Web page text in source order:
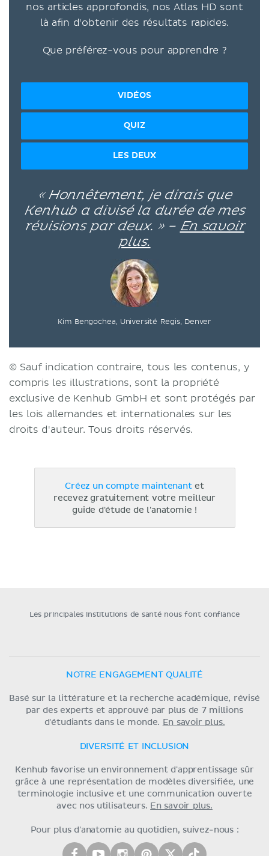
nos articles approfondis, nos Atlas HD sont
là afin d'obtenir des résultats rapides.
Que préférez-vous pour apprendre ?
VIDÉOS
QUIZ
LES DEUX
« Honnêtement, je dirais que
Kenhub a divisé la durée de mes
révisions par deux. » – En savoir
plus.
Kim Bengochea, Université Regis, Denver
© Sauf indication contraire, tous les contenus, y
compris les illustrations, sont la propriété
exclusive de Kenhub GmbH et sont protégés par
les lois allemandes et internationales sur les
droits d'auteur. Tous droits réservés.
Créez un compte maintenantet
recevez gratuitement votre meilleur
guide d'étude de l'anatomie !
Les principales institutions de santé nous font confiance
NOTRE ENGAGEMENT QUALITÉ
Basé sur la littérature et la recherche académique, révisé
par des experts et approuvé par plus de 7 millions
d'étudiants dans le monde. En savoir plus.
DIVERSITÉ ET INCLUSION
Kenhub favorise un environnement d'apprentissage sûr
grâce à une représentation de modèles diversifiée, une
terminologie inclusive et une communication ouverte
avec nos utilisateurs. En savoir plus.
Pour plus d'anatomie au quotidien, suivez-nous :